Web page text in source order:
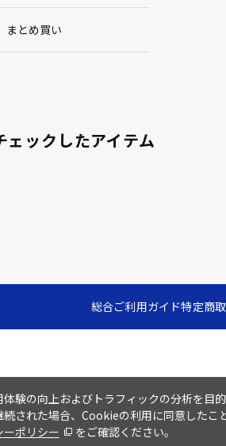
まとめ買い
ェックしたアイテム
総合ご利用ガイド特定商
験の向上およびトラフィックの分析を目
続された場合、Cookieの利用に同意したこ
ポリシー をご確認ください。